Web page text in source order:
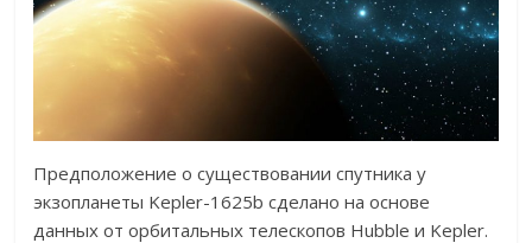
Предположение о существовании спутника у
экзопланеты Kepler-1625b сделано на основе
данных от орбитальных телескопов Hubble и Kepler.